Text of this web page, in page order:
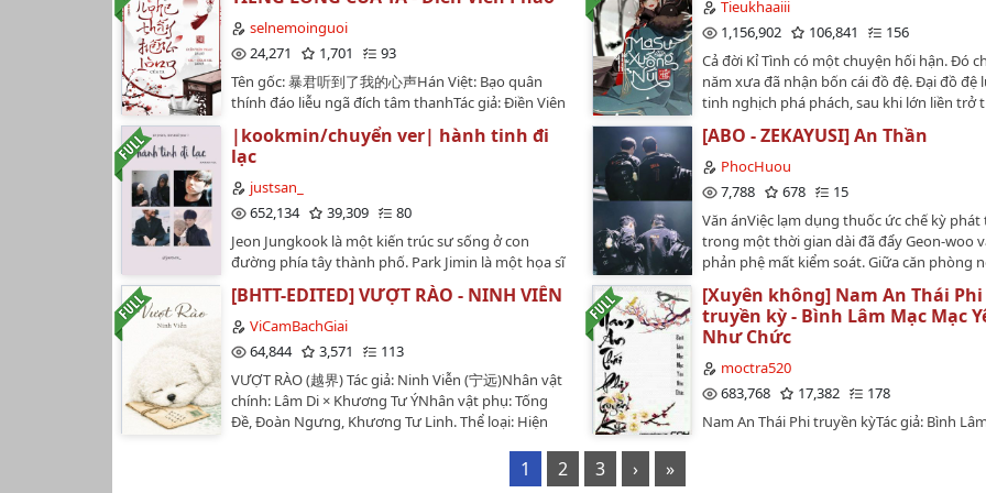
không đem đi chỗ khác…
selnemoinguoi
24,271
1,701
93
Tên gốc: 暴君听到了我的心声Hán Việt: Bạo quân
thính đáo liễu ngã đích tâm thanhTác giả: Điền Viên
PhaoThể loại: Nguyên sang, Ngôn tình, Cổ đại, HE,
Tình cảm, Xuyên việt, Ngọt văn, Cung đình hầu
tước, Nhẹ nhàng, 1v1, Góc nhìn nữ chính, Tỷ đệ,
Đọc tâm, Cung nữSố chương: 79 chính văn + 13
ngoại truyệnNguồn raw: Tấn GiangNguồn convert:
Chéri và đôi giày đỏTruyện edit phi lợi nhuận và chỉ
đăng tại WordPress và Wattpad nhà Sel. Vì chưa
được sự cho phép của tác giả, vui lòng không reup
hay chuyển ver!…
Tieukhaaiii
1,156,902
106,841
156
Cả đời Kỉ Tình có một chuyện hối hận. Đó
năm xưa đã nhận bốn cái đồ đệ. Đại đồ đệ
tinh nghịch phá phách, sau khi lớn liền trở
tiền đồ bằng. Nhưng vừa xuống núi liền
chỉ thập đại môn phái. Một lời không hợp
gia, diệt môn. Tôn xưng là Kiếm Ma. Tam
công tử nổi danh thiên hạ, khiến bao thiếu
thiếu nữ vô tri vì đó điên cuồng. Mà tiểu
thân y thuật cũng là xuất thần nhập hóa.
tính tình lại cổ quái, kỳ quặc, không thích
người, chỉ thích giết người. Danh xưng
Quân. Có thể nói, một đời anh danh của Kỉ
'Tuổi già sức yếu' còn bị gán cho danh
Cho nên, hôm nay Ma sư y đây liền sẽ
đích thân đem đám nghiệt đồ này từng cái
lôi trở về dạy bảo lại một trận. Thể loại :
|kookmin/chuyển ver| hành tinh đi
lạc
justsan_
652,134
39,309
80
Jeon Jungkook là một kiến trúc sư sống ở con
đường phía tây thành phố. Park Jimin là một họa sĩ
vừa chuyển đến nhà đối diện. đây là câu chuyện 10
năm của hai người./bản chuyển ver đã có sự cho
phép của tác giả/…
[ABO - ZEKAYUSI] An Thần
PhocHuou
7,788
678
15
Văn ánViệc lạm dụng thuốc ức chế kỳ phát
trong một thời gian dài đã đẩy Geon-woo
phản phệ mất kiểm soát. Giữa căn phòng
hyeong ở lại chịu đựng tất cả.Khi hiện
và mọi ranh giới đều không thể vãn hồi, sự
hữu bản năng đã biến thành nỗi nghiện
kín - Min-hyeong giờ đây đã chẳng thể
cậu được nữa."Nếu mùi hương của tớ là
đi."*Tình trạng truyện: đang ra (tác viết
[BHTT-EDITED] VƯỢT RÀO - NINH VIỄN
ViCamBachGiai
64,844
3,571
113
VƯỢT RÀO (越界) Tác giả: Ninh Viễn (宁远)Nhân vật
chính: Lâm Di × Khương Tư ÝNhân vật phụ: Tống
Đề, Đoàn Ngưng, Khương Tư Linh. Thể loại: Hiện
mến · Trưởng thành · Ngọt văn · HEEdit : Nhật
[Xuyên không] Nam An Thái Phi
truyền kỳ - Bình Lâm Mạc Mạc
Như Chức
moctra520
683,768
17,382
178
Nam An Thái Phi truyền kỳTác giả: Bình
1 2 3 › »